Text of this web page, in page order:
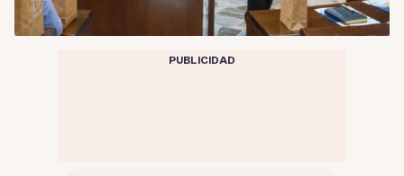
PUBLICIDAD